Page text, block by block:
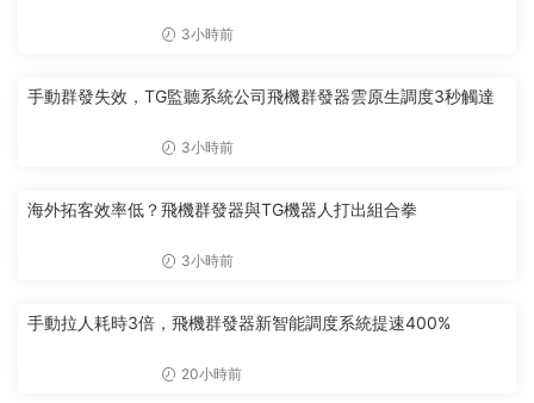
3小時前
手動群發失效，TG監聽系統公司飛機群發器雲原生調度3秒觸達
3小時前
海外拓客效率低？飛機群發器與TG機器人打出組合拳
3小時前
手動拉人耗時3倍，飛機群發器新智能調度系統提速400%
20小時前